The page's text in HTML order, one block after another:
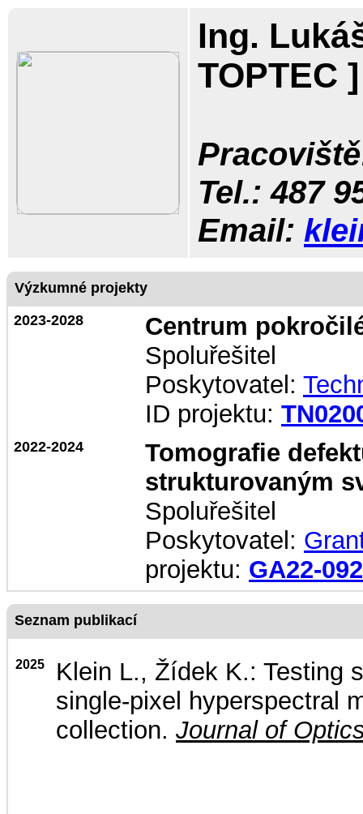
Ing.
TOPTEC ]
Tel.:487
Email:
Výzkumné projekty
2023-2028
Centrum
Spoluřešitel
Poskytovatel:
ID projektu:
2022-2024
Tomografie
strukturovaným
Spoluřešitel
Poskytovatel:
projektu: GA22-
Seznam publikací
2025
Klein L., Žídek K.: Testing
single-pixel hyperspectral
collection. Journal of